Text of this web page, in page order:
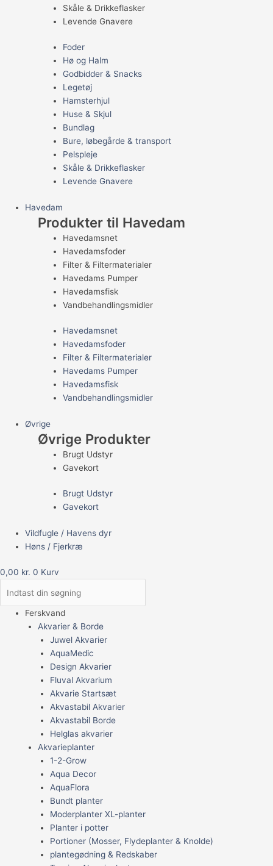
Skåle & Drikkeflasker
Levende Gnavere
Foder
Hø og Halm
Godbidder & Snacks
Legetøj
Hamsterhjul
Huse & Skjul
Bundlag
Bure, løbegårde & transport
Pelspleje
Skåle & Drikkeflasker
Levende Gnavere
Havedam
Produkter til Havedam
Havedamsnet
Havedamsfoder
Filter & Filtermaterialer
Havedams Pumper
Havedamsfisk
Vandbehandlingsmidler
Havedamsnet
Havedamsfoder
Filter & Filtermaterialer
Havedams Pumper
Havedamsfisk
Vandbehandlingsmidler
Øvrige
Øvrige Produkter
Brugt Udstyr
Gavekort
Brugt Udstyr
Gavekort
Vildfugle / Havens dyr
Høns / Fjerkræ
0,00 kr. 0 Kurv
Ferskvand
Akvarier & Borde
Juwel Akvarier
AquaMedic
Design Akvarier
Fluval Akvarium
Akvarie Startsæt
Akvastabil Akvarier
Akvastabil Borde
Helglas akvarier
Akvarieplanter
1-2-Grow
Aqua Decor
AquaFlora
Bundt planter
Moderplanter XL-planter
Planter i potter
Portioner (Mosser, Flydeplanter & Knolde)
plantegødning & Redskaber